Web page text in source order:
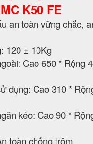
K50 FE
an toàn vững chắc,
120 ± 10Kg
Cao 650 * Rộng
dụng: Cao 310 *
kéo: Cao 90 *
toàn chống trộm